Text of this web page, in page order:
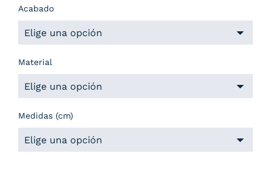
Acabado
Material
Medidas (cm)